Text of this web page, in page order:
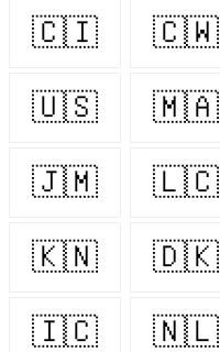
🇨🇮 🇨🇼
🇺🇸 🇲🇦
🇯🇲 🇱🇨
🇰🇳 🇩🇰
🇮🇨 🇳🇱